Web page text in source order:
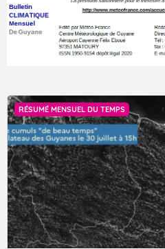
RÉSUMÉ MENSUEL DU TEMPS